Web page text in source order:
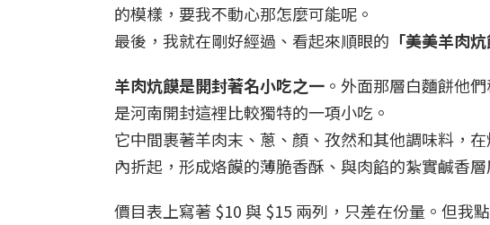
的模樣，要我不動心那怎麼可能呢。
最後，我就在剛好經過、看起來順眼的 「美美羊肉炕
羊肉炕饃是開封著名小吃之一 。外面那層白麵餅他
是河南開封這裡比較獨特的一項小吃。
它中間裹著羊肉末、蔥、顏、孜然和其他調味料，
內折起，形成烙饃的薄脆香酥、與肉餡的紮實鹹香
價目表上寫著 $10 與 $15 兩列，只差在份量。但我